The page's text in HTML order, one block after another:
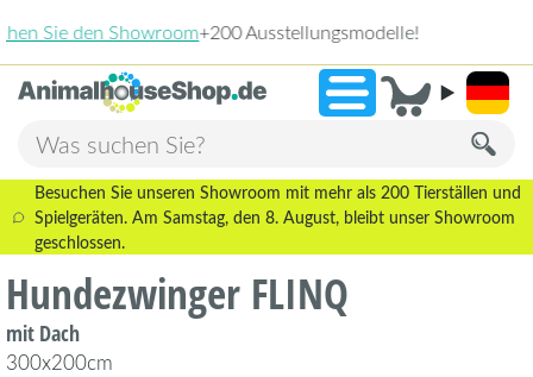
»2.238
Besuchen Sie unseren Showroom mit mehr als 200 Tierställen und
Spielgeräten. Am Samstag, den 8. August, bleibt unser Showroom
geschlossen.
Hundezwinger FLINQ
mit Dach
300x200cm